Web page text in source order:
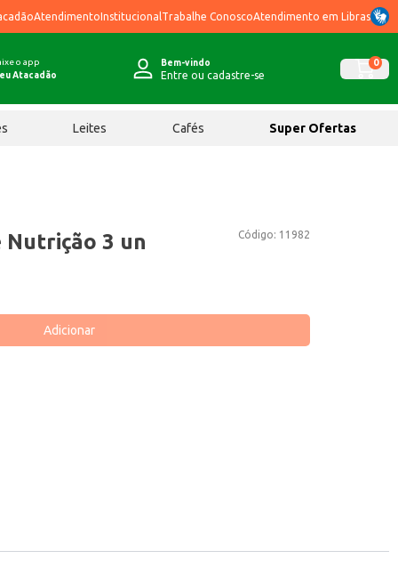
AtendimentoInstitucional Trabalhe ConoscoAtendimento em Libras
o app
Atacadão
Bem-vindo
Entre ou cadastre-se
0
Leites Cafés Super Ofertas
Código: 11982
3 un
Adicionar